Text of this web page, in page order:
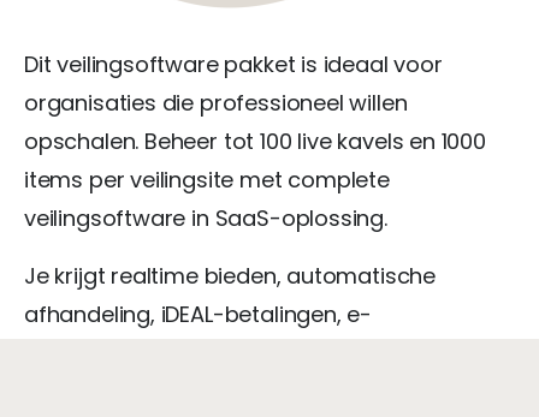
Dit veilingsoftware pakket is ideaal voor
organisaties die professioneel willen
opschalen. Beheer tot 100 live kavels en 1000
items per veilingsite met complete
veilingsoftware in SaaS-oplossing.
Je krijgt realtime bieden, automatische
afhandeling, iDEAL-betalingen, e-